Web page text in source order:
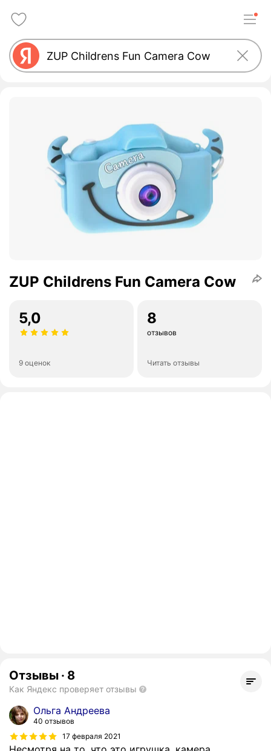
ZUP Childrens Fun Camera Cow
5,0
9 оценок
8
отзывов
Читать отзывы
Отзывы · 8
Как Яндекс проверяет отзывы
Ольга Андреева
40 отзывов
17 февраля 2021